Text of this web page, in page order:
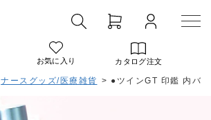
お気に入り カタログ注文
ナースグッズ/医療雑貨 > ●ツインGT 印鑑 内バ